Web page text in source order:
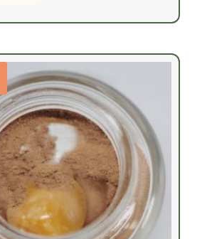
desde
hasta
45,00€